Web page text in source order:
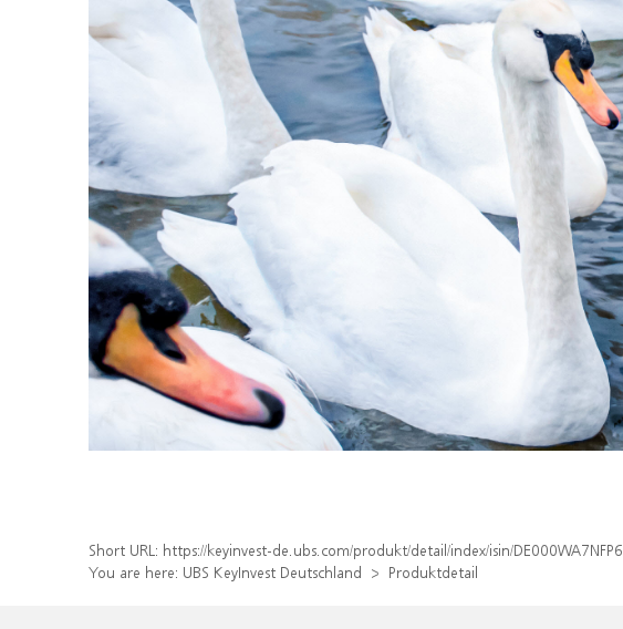
Short URL: https://keyinvest-de.ubs.com/produkt/detail/index/isin/DE000WA7NFP6
You are here: UBS KeyInvest Deutschland Produktdetail